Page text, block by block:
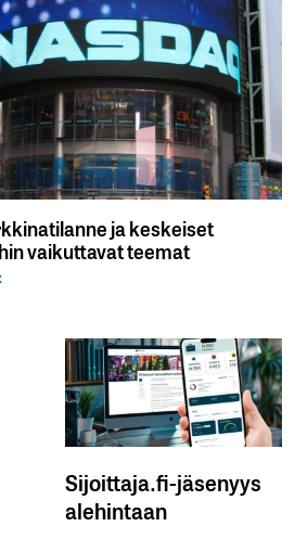
ja keskeiset
vaikuttavat teemat
Sijoittaja.fi-jäsenyys
alehintaan